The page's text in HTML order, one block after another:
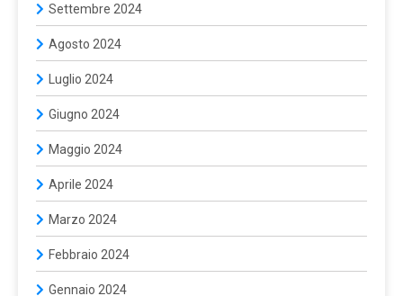
Settembre 2024
Agosto 2024
Luglio 2024
Giugno 2024
Maggio 2024
Aprile 2024
Marzo 2024
Febbraio 2024
Gennaio 2024